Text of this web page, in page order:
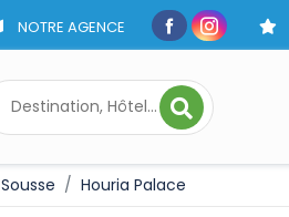
NOTRE AGENCE
Sousse Houria Palace